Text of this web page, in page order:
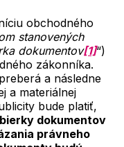
obchodného
stanovených
dokumentov[1]“)
zákonníka.
a následne
a materiálnej
bude platiť,
dokumentov
právneho